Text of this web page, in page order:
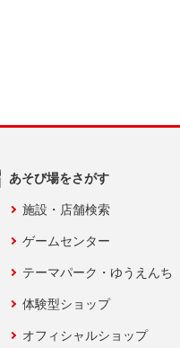
あそび場をさがす
施設・店舗検索
ゲームセンター
テーマパーク・ゆうえんち
体験型ショップ
オフィシャルショップ